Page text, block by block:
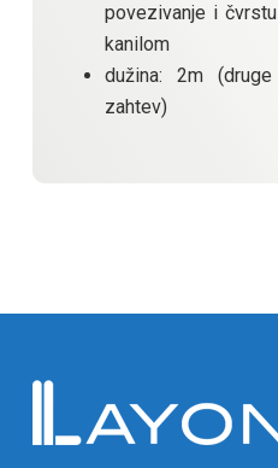
povezivanje i
kanilom
dužina: 2m
zahtev)